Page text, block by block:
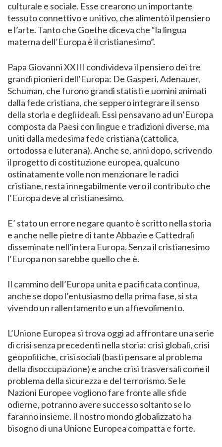
culturale e sociale. Esse crearono un importante
tessuto connettivo e unitivo, che alimentò il pensiero
e l’arte. Tanto che Goethe diceva che “la lingua
materna dell’Europa è il cristianesimo”.
Papa Giovanni XXIII condivideva il pensiero dei tre
grandi pionieri dell’Europa: De Gasperi, Adenauer,
Schuman, che furono grandi statisti e uomini animati
dalla fede cristiana, che seppero integrare il senso
della storia e degli ideali. Essi pensavano ad un’Europa
composta da Paesi con lingue e tradizioni diverse, ma
uniti dalla medesima fede cristiana (cattolica,
ortodossa e luterana). Anche se, anni dopo, scrivendo
il progetto di costituzione europea, qualcuno
ostinatamente volle non menzionare le radici
cristiane, resta innegabilmente vero il contributo che
l’Europa deve al cristianesimo.
E’ stato un errore negare quanto è scritto nella storia
e anche nelle pietre di tante Abbazie e Cattedrali
disseminate nell’intera Europa. Senza il cristianesimo
l’Europa non sarebbe quello che è.
Il cammino dell’Europa unita e pacificata continua,
anche se dopo l’entusiasmo della prima fase, si sta
vivendo un rallentamento e un affievolimento.
L’Unione Europea si trova oggi ad affrontare una serie
di crisi senza precedenti nella storia: crisi globali, crisi
geopolitiche, crisi sociali (basti pensare al problema
della disoccupazione) e anche crisi trasversali come il
problema della sicurezza e del terrorismo. Se le
Nazioni Europee vogliono fare fronte alle sfide
odierne, potranno avere successo soltanto se lo
faranno insieme. Il nostro mondo globalizzato ha
bisogno di una Unione Europea compatta e forte.